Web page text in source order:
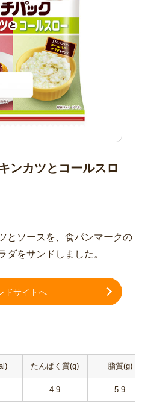
ンカツとコールスロ
とソースを、食パンマークの
ダをサンドしました。
ドサイトへ
たんぱく質(g)
4.9
脂質(g)
5.9